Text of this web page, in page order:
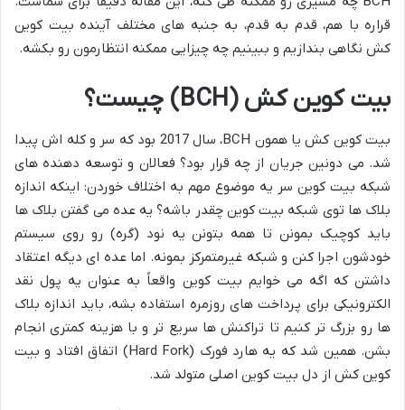
قراره با هم، قدم به قدم، به جنبه های مختلف آینده بیت کوین
کش نگاهی بندازیم و ببینیم چه چیزایی ممکنه انتظارمون رو بکشه.
بیت کوین کش (BCH) چیست؟
بیت کوین کش یا همون BCH، سال 2017 بود که سر و کله اش پیدا
شد. می دونین جریان از چه قرار بود؟ فعالان و توسعه دهنده های
شبکه بیت کوین سر یه موضوع مهم به اختلاف خوردن: اینکه اندازه
بلاک ها توی شبکه بیت کوین چقدر باشه؟ یه عده می گفتن بلاک ها
باید کوچیک بمونن تا همه بتونن یه نود (گره) رو روی سیستم
خودشون اجرا کنن و شبکه غیرمتمرکز بمونه. اما عده ای دیگه اعتقاد
داشتن که اگه می خوایم بیت کوین واقعاً به عنوان یه پول نقد
الکترونیکی برای پرداخت های روزمره استفاده بشه، باید اندازه بلاک
ها رو بزرگ تر کنیم تا تراکنش ها سریع تر و با هزینه کمتری انجام
بشن. همین شد که یه هارد فورک (Hard Fork) اتفاق افتاد و بیت
کوین کش از دل بیت کوین اصلی متولد شد.